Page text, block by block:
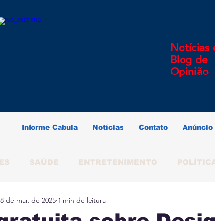
Notícias
Blog de
Opinião
Informe Cabula Notícias Contato Anúncio
SAÚDE ENTRETENIMENTO
SOUZA SALVADOR
de mar. de 2025 1 min de leitura